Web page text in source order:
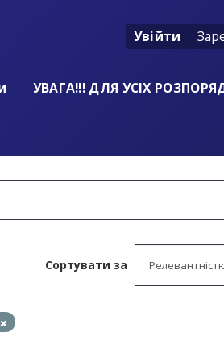
Увійти
УВАГА!!! ДЛЯ УСІХ
Сортувати за